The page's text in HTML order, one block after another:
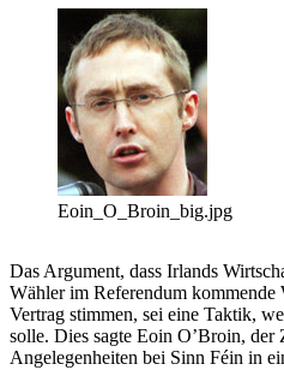
Eoin_O_Broin_big.jpg
Das Argument, dass Irlands
Wähler im Referendum kommende
Vertrag stimmen, sei eine Taktik,
solle. Dies sagte Eoin O’Broin, der
Angelegenheiten bei Sinn Féin in